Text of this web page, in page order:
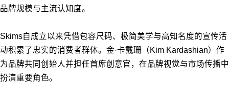
品牌规模与主流认知度。
Skims自成立以来凭借包容尺码、极简美学与高知名度的宣传活
动积累了忠实的消费者群体。金·卡戴珊（Kim Kardashian）作
为品牌共同创始人并担任首席创意官，在品牌视觉与市场传播中
扮演重要角色。